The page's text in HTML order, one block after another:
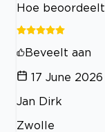
Hoe
Beveelt aan
17 June 2026
Jan Dirk
Zwolle